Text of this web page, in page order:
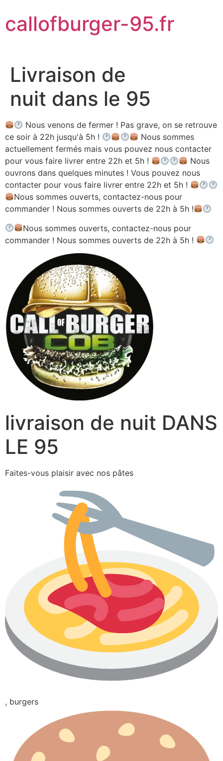
contenu
callofburger-95.fr
Livraison de
nuit dans le 95
Nous venons de fermer ! Pas grave, on se retrouve
ce soir à 22h jusqu'à 5h !
Nous sommes
actuellement fermés mais vous pouvez nous contacter
pour vous faire livrer entre 22h et 5h !
Nous
ouvrons dans quelques minutes ! Vous pouvez nous
contacter pour vous faire livrer entre 22h et 5h !
Nous sommes ouverts, contactez-nous pour
commander ! Nous sommes ouverts de 22h à 5h !
Nous sommes ouverts, contactez-nous pour
commander ! Nous sommes ouverts de 22h à 5h !
livraison de nuit DANS
LE 95
Faites-vous plaisir avec nos pâtes
, burgers